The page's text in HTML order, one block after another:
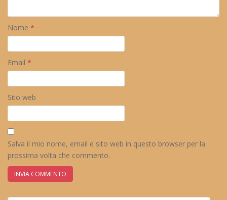
Nome *
Email *
Sito web
Salva il mio nome, email e sito web in questo browser per la
prossima volta che commento.